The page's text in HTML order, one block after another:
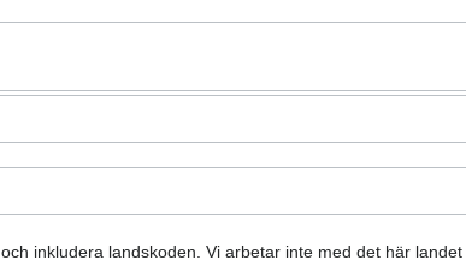
inkludera landskoden. Vi arbetar inte med det här landet